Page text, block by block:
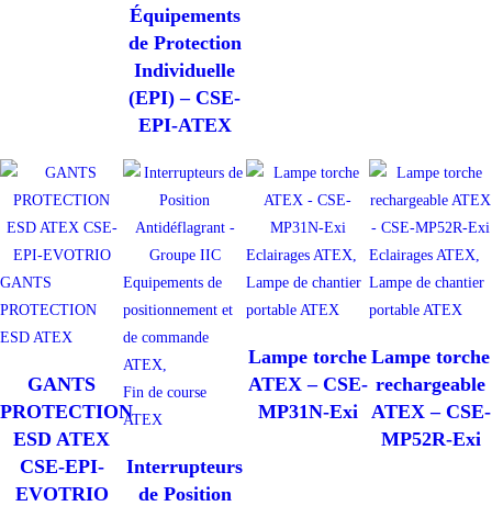
Équipements
de Protection
Individuelle
(EPI) – CSE-
EPI-ATEX
GANTS
PROTECTION
ESD ATEX
GANTS
PROTECTION
ESD ATEX
CSE-EPI-
EVOTRIO
Equipements de
positionnement et
de commande
ATEX,
Fin de course
ATEX
Interrupteurs
de Position
Eclairages ATEX,
Lampe de chantier
portable ATEX
Lampe torche
ATEX – CSE-
MP31N-Exi
Eclairages ATEX,
Lampe de chantier
portable ATEX
Lampe torche
rechargeable
ATEX – CSE-
MP52R-Exi